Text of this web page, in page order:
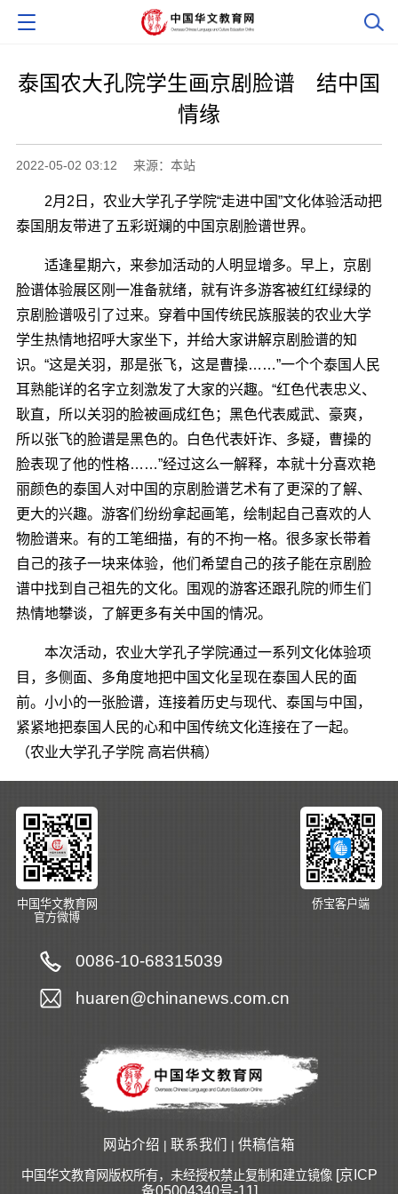
泰国农大孔院学生画京剧脸谱 结中国
情缘
2022-05-02 03:12 来源：本站
2月2日，农业大学孔子学院“走进中国”文化体验活动把
泰国朋友带进了五彩斑斓的中国京剧脸谱世界。
适逢星期六，来参加活动的人明显增多。早上，京剧
脸谱体验展区刚一准备就绪，就有许多游客被红红绿绿的
京剧脸谱吸引了过来。穿着中国传统民族服装的农业大学
学生热情地招呼大家坐下，并给大家讲解京剧脸谱的知
识。“这是关羽，那是张飞，这是曹操……”一个个泰国人民
耳熟能详的名字立刻激发了大家的兴趣。“红色代表忠义、
耿直，所以关羽的脸被画成红色；黑色代表威武、豪爽，
所以张飞的脸谱是黑色的。白色代表奸诈、多疑，曹操的
脸表现了他的性格……”经过这么一解释，本就十分喜欢艳
丽颜色的泰国人对中国的京剧脸谱艺术有了更深的了解、
更大的兴趣。游客们纷纷拿起画笔，绘制起自己喜欢的人
物脸谱来。有的工笔细描，有的不拘一格。很多家长带着
自己的孩子一块来体验，他们希望自己的孩子能在京剧脸
谱中找到自己祖先的文化。围观的游客还跟孔院的师生们
热情地攀谈，了解更多有关中国的情况。
本次活动，农业大学孔子学院通过一系列文化体验项
目，多侧面、多角度地把中国文化呈现在泰国人民的面
前。小小的一张脸谱，连接着历史与现代、泰国与中国，
紧紧地把泰国人民的心和中国传统文化连接在了一起。
（农业大学孔子学院 高岩供稿）
中国华文教育网
官方微博
侨宝客户端
0086-10-68315039
huaren@chinanews.com.cn
网站介绍 | 联系我们 | 供稿信箱
中国华文教育网版权所有，未经授权禁止复制和建立镜像 [京ICP
备05004340号-11]